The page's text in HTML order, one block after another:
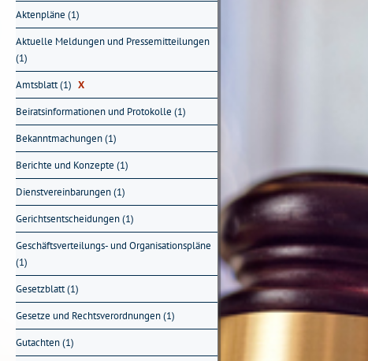
Aktenpläne (1)
Aktuelle Meldungen und Pressemitteilungen
(1)
Amtsblatt (1) X
Beiratsinformationen und Protokolle (1)
Bekanntmachungen (1)
Berichte und Konzepte (1)
Dienstvereinbarungen (1)
Gerichtsentscheidungen (1)
Geschäftsverteilungs- und Organisationspläne
(1)
Gesetzblatt (1)
Gesetze und Rechtsverordnungen (1)
Gutachten (1)